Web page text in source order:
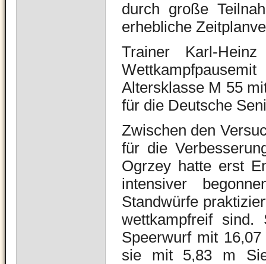
durch große
erhebliche
Trainer Karl-
Wettkampfpausemit
Altersklasse M 55
für die Deutsche
Zwischen den
für die
Ogrzey hatte erst
intensiver
Standwürfe
wettkampfreif
Speerwurf mit
sie mit 5,83 m